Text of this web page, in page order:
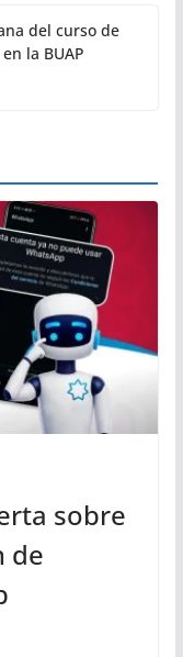
del curso de
la BUAP
sobre
de